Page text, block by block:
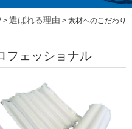
>選ばれる理由 > 素材へのこだわり
フェッショナル